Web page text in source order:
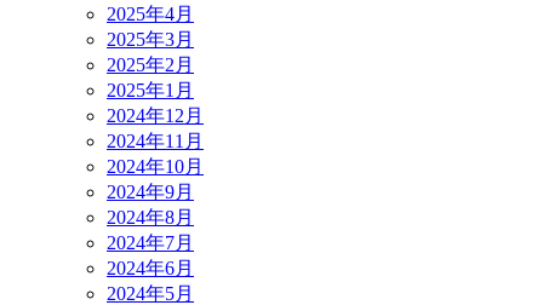
2025年4月
2025年3月
2025年2月
2025年1月
2024年12月
2024年11月
2024年10月
2024年9月
2024年8月
2024年7月
2024年6月
2024年5月